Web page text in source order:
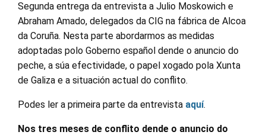
Segunda entrega da entrevista a Julio Moskowich e
Abraham Amado, delegados da CIG na fábrica de Alcoa
da Coruña. Nesta parte abordarmos as medidas
adoptadas polo Goberno español dende o anuncio do
peche, a súa efectividade, o papel xogado pola Xunta
de Galiza e a situación actual do conflito.
Podes ler a primeira parte da entrevista aquí.
Nos tres meses de conflito dende o anuncio do